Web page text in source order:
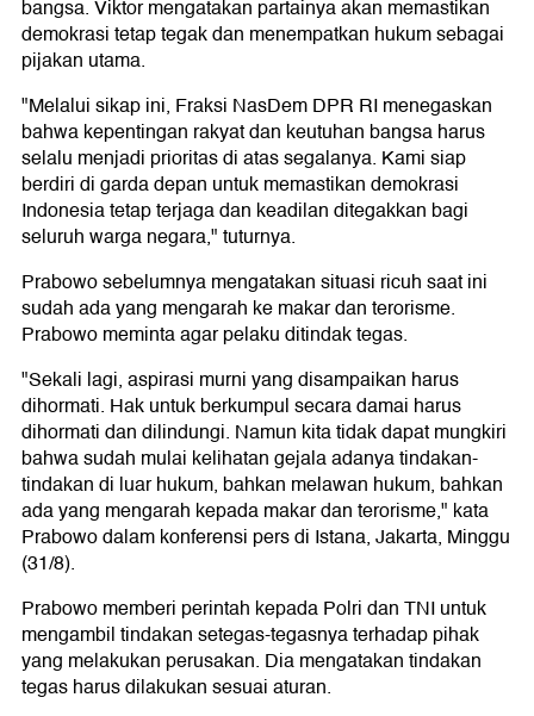
bangsa. Viktor mengatakan partainya akan memastikan
demokrasi tetap tegak dan menempatkan hukum sebagai
pijakan utama.
"Melalui sikap ini, Fraksi NasDem DPR RI menegaskan
bahwa kepentingan rakyat dan keutuhan bangsa harus
selalu menjadi prioritas di atas segalanya. Kami siap
berdiri di garda depan untuk memastikan demokrasi
Indonesia tetap terjaga dan keadilan ditegakkan bagi
seluruh warga negara," tuturnya.
Prabowo sebelumnya mengatakan situasi ricuh saat ini
sudah ada yang mengarah ke makar dan terorisme.
Prabowo meminta agar pelaku ditindak tegas.
"Sekali lagi, aspirasi murni yang disampaikan harus
dihormati. Hak untuk berkumpul secara damai harus
dihormati dan dilindungi. Namun kita tidak dapat mungkiri
bahwa sudah mulai kelihatan gejala adanya tindakan-
tindakan di luar hukum, bahkan melawan hukum, bahkan
ada yang mengarah kepada makar dan terorisme," kata
Prabowo dalam konferensi pers di Istana, Jakarta, Minggu
(31/8).
Prabowo memberi perintah kepada Polri dan TNI untuk
mengambil tindakan setegas-tegasnya terhadap pihak
yang melakukan perusakan. Dia mengatakan tindakan
tegas harus dilakukan sesuai aturan.